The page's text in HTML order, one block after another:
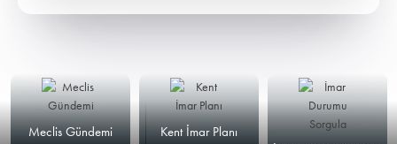
Meclis Gündemi
Kent İmar Planı